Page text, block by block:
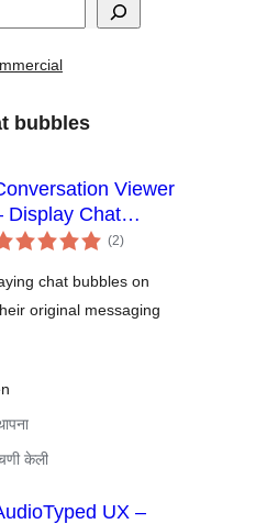
bubbles
Viewer
Display Chat
(2एकूण
मूल्यांकन
)
chat bubbles on
original messaging
केली
UX –